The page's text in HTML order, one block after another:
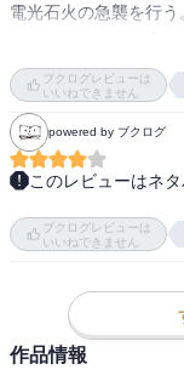
電光石火の急襲を行う
も加わるしね。
ブクログレビューは
いいねできません
powered by ブクログ
このレビューはネタ
トリストヴィー王家
公国の港湾都市マルベ
ヒロイン関係は捨て
族の巫女姫サツキ、
てます。
マゴット、ジーナ、サ
ブクログレビューは
いいねできません
作品情報